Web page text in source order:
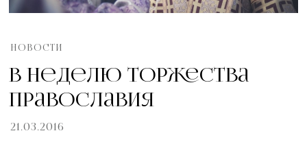
НОВОСТИ
В Неделю Торжества
Православия
21.03.2016